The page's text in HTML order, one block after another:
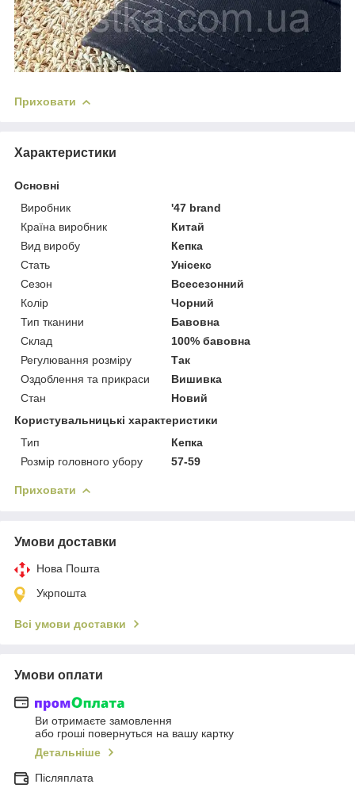
Приховати
Характеристики
Основні
Виробник
'47 brand
Країна виробник
Китай
Вид виробу
Кепка
Стать
Унісекс
Сезон
Всесезонний
Колір
Чорний
Тип тканини
Бавовна
Склад
100% бавовна
Регулювання розміру
Так
Оздоблення та прикраси
Вишивка
Стан
Новий
Користувальницькі характеристики
Тип
Кепка
Розмір головного убору
57-59
Приховати
Умови доставки
Нова Пошта
Укрпошта
Всі умови доставки
Умови оплати
Ви отримаєте замовлення
або гроші повернуться на вашу картку
Детальніше
Післяплата